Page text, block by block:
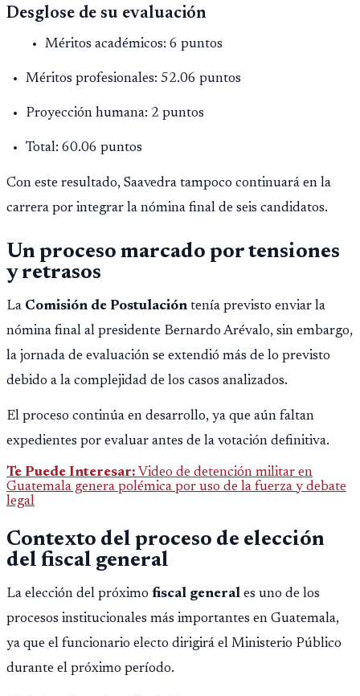
Desglose de su evaluación
Méritos académicos: 6 puntos
Méritos profesionales: 52.06 puntos
Proyección humana: 2 puntos
Total: 60.06 puntos
Con este resultado, Saavedra tampoco continuará en la
carrera por integrar la nómina final de seis candidatos.
Un proceso marcado por tensiones
y retrasos
La Comisión de Postulación tenía previsto enviar la
nómina final al presidente Bernardo Arévalo, sin embargo,
la jornada de evaluación se extendió más de lo previsto
debido a la complejidad de los casos analizados.
El proceso continúa en desarrollo, ya que aún faltan
expedientes por evaluar antes de la votación definitiva.
Te Puede Interesar: Video de detención militar en
Guatemala genera polémica por uso de la fuerza y debate
legal
Contexto del proceso de elección
del fiscal general
La elección del próximo fiscal general es uno de los
procesos institucionales más importantes en Guatemala,
ya que el funcionario electo dirigirá el Ministerio Público
durante el próximo período.